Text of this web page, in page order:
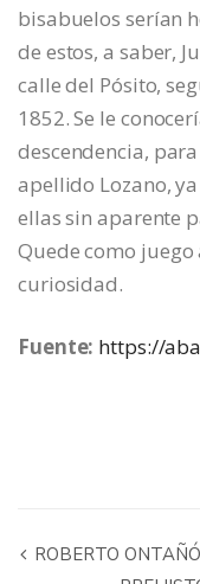
bisabuelos serían
de estos, a saber,
calle del Pósito,
1852. Se le
descendencia,
apellido Lozano,
ellas sin aparente
Quede como
curiosidad.
Fuente: https://
ROBERTO